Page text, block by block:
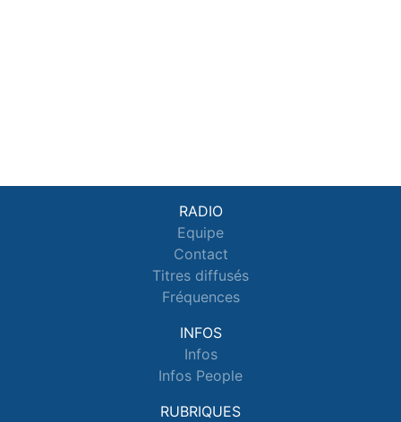
RADIO
Equipe
Contact
Titres diffusés
Fréquences
INFOS
Infos
Infos People
RUBRIQUES